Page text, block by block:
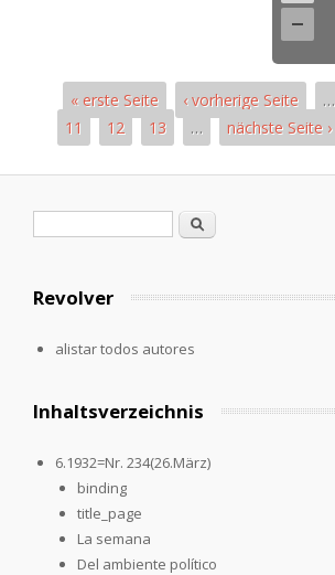
« erste Seite ‹ vorherige Seite …
11
12 13 … nächste Seite ›
Formulario de búsqueda
Buscar
Revolver
alistar todos autores
Inhaltsverzeichnis
6.1932=Nr. 234(26.März)
binding
title_page
La semana
Del ambiente político